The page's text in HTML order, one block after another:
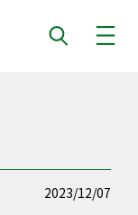
2023/12/07